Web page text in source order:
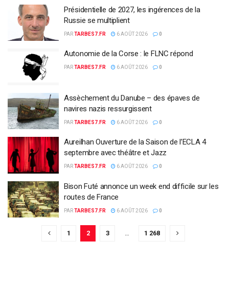
Présidentielle de 2027, les ingérences de la
Russie se multiplient
PARTARBES7.FR 6 AOÛT 2026 0
Autonomie de la Corse : le FLNC répond
PARTARBES7.FR 6 AOÛT 2026 0
Assèchement du Danube – des épaves de
navires nazis ressurgissent
PARTARBES7.FR 6 AOÛT 2026 0
Aureilhan Ouverture de la Saison de l’ECLA 4
septembre avec théâtre et Jazz
PARTARBES7.FR 6 AOÛT 2026 0
Bison Futé annonce un week end difficile sur les
routes de France
PARTARBES7.FR 6 AOÛT 2026 0
1 2 3 … 1 268